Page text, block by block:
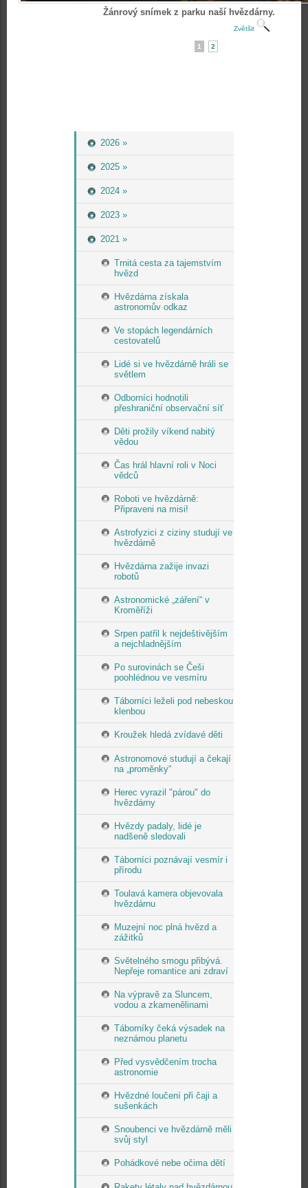
2026 »
2025 »
2024 »
2023 »
2021 »
Trnitá cesta za tajemstvím
hvězd
Hvězdárna získala
astronomův odkaz
Ve stopách legendárních
cestovatelů
Lidé si ve hvězdárně hráli se
světlem
Odborníci hodnotili
přeshraniční observační síť
Děti prožily víkend nabitý
vědou
Čas hrál hlavní roli v Noci
vědců
Roboti ve hvězdárně:
Připraveni na misi!
Astrofyzici z ciziny studují ve
hvězdárně
Hvězdárna zažije invazi
robotů
Astronomické „záření“ v
Kroměříži
Srpen patřil k nejdeštivějším
a nejchladnějším
Po surovinách se Češi
poohlédnou ve vesmíru
Táborníci leželi pod nebeskou
klenbou
Kroužek hledá zvídavé děti
Astronomové studují a čekají
na „proměnky“
Herec vyrazil "párou" do
hvězdárny
Hvězdy padaly, lidé je
nadšeně sledovali
Táborníci poznávají vesmír i
přírodu
Toulavá kamera objevovala
hvězdárnu
Muzejní noc plná hvězd a
zážitků
Světelného smogu přibývá.
Nepřeje romantice ani zdraví
Na výpravě za Sluncem,
vodou a zkamenělinami
Táborníky čeká výsadek na
neznámou planetu
Před vysvědčením trocha
astronomie
Hvězdné loučení při čaji a
sušenkách
Snoubenci ve hvězdárně měli
svůj styl
Pohádkové nebe očima dětí
Žánrový snímek z parku naší hvězdárny.
Zvětšit
1 2